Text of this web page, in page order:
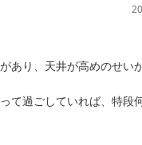
あり、天井が高めのせい
て過ごしていれば、特段